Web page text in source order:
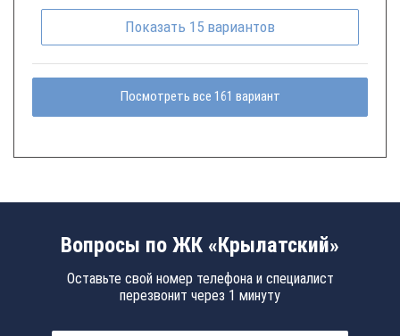
Показать 15 вариантов
Посмотреть все 161 вариант
Вопросы по ЖК «Крылатский»
Оставьте свой номер телефона и специалист
перезвонит через 1 минуту